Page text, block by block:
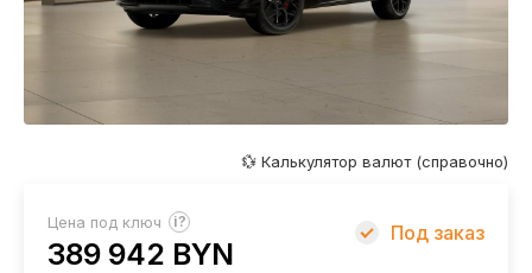
ОТЗЫВЫ
О КОМПАНИИ
💱 Калькулятор валют (справочно)
Цена под ключ ?
389 942 BYN
Под заказ